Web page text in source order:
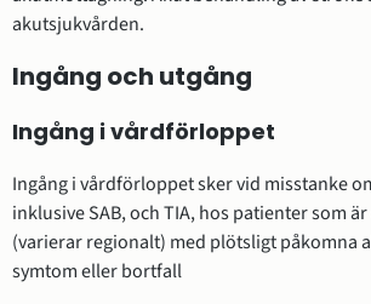
akutsjukvården.
Ingång och utgång
Ingång i vårdförloppet
Ingång i vårdförloppet sker vid misstanke
inklusive SAB, och TIA, hos patienter som
(varierar regionalt) med plötsligt påkomna
symtom eller bortfall